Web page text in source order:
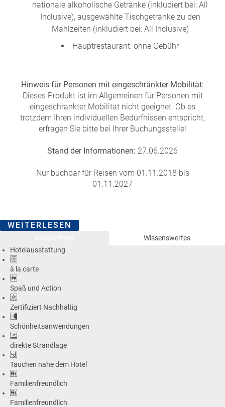
nationale alkoholische Getränke (inkludiert bei: All
Inclusive), ausgewählte Tischgetränke zu den
Mahlzeiten (inkludiert bei: All Inclusive)
Hauptrestaurant: ohne Gebühr
Hinweis für Personen mit eingeschränkter Mobilität:
Dieses Produkt ist im Allgemeinen für Personen mit
eingeschränkter Mobilität nicht geeignet. Ob es
trotzdem Ihren individuellen Bedürfnissen entspricht,
erfragen Sie bitte bei Ihrer Buchungsstelle!
Stand der Informationen: 27.06.2026
Nur buchbar für Reisen vom 01.11.2018 bis
01.11.2027
WEITERLESEN
Wissenswertes
Hotelausstattung
à la carte
Spaß und Action
Zertifiziert Nachhaltig
Schönheitsanwendungen
direkte Strandlage
Tauchen nahe dem Hotel
Familienfreundlich
Familienfreundlich